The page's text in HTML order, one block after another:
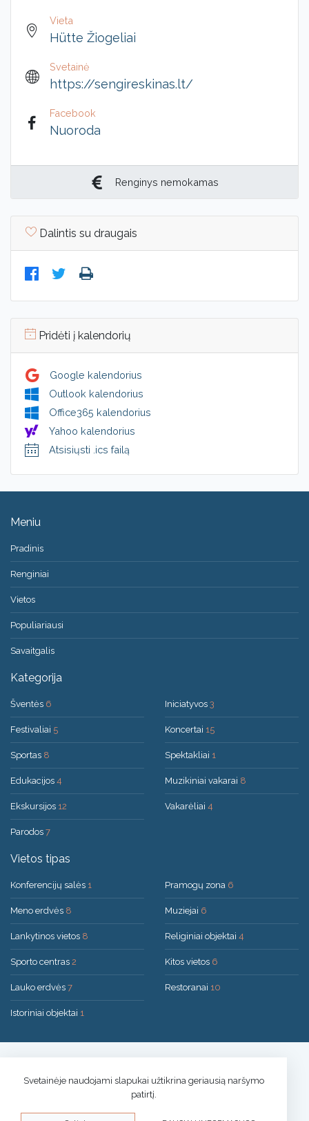
Vieta
Hütte Žiogeliai
Svetainė
https://sengireskinas.lt/
Facebook
Nuoroda
Renginys nemokamas
Dalintis su draugais
Pridėti į kalendorių
Google kalendorius
Outlook kalendorius
Office365 kalendorius
Yahoo kalendorius
Atsisiųsti .ics failą
Meniu
Pradinis
Renginiai
Vietos
Populiariausi
Savaitgalis
Kategorija
Šventės 6
Festivaliai 5
Sportas 8
Edukacijos 4
Ekskursijos 12
Parodos 7
Iniciatyvos 3
Koncertai 15
Spektakliai 1
Muzikiniai vakarai 8
Vakarėliai 4
Vietos tipas
Konferencijų salės 1
Meno erdvės 8
Lankytinos vietos 8
Sporto centras 2
Lauko erdvės 7
Istoriniai objektai 1
Pramogų zona 6
Muziejai 6
Religiniai objektai 4
Kitos vietos 6
Restoranai 10
Privatumo politika
Svetainėje naudojami slapukai užtikrina geriausią naršymo
patirtį.